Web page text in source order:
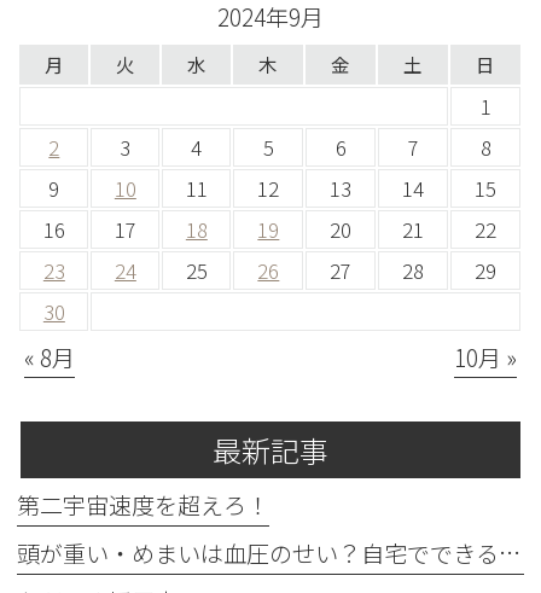
2024年9月
月 火 水 木 金 土 日
1
2
3 4 5 6 7
8
9
10 11 12 13 14
15
16
17 18 19 20 21
22
23
24 25 26 27 28
29
30
« 8月 10月 »
最新記事
第二宇宙速度を超えろ！
頭が重い・めまいは血圧のせい？自宅でできる確認法と受診目安